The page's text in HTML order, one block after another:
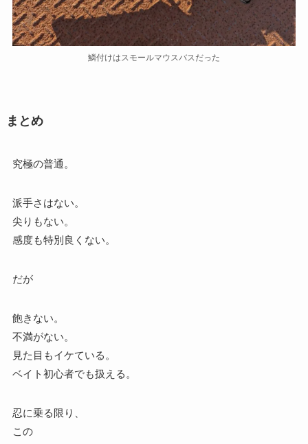
鱗付けはスモールマウスバスだった
まとめ
究極の普通。
派手さはない。
尖りもない。
感度も特別良くない。
だが
飽きない。
不満がない。
見た目もイケている。
ベイト初心者でも扱える。
忍に乗る限り、
この